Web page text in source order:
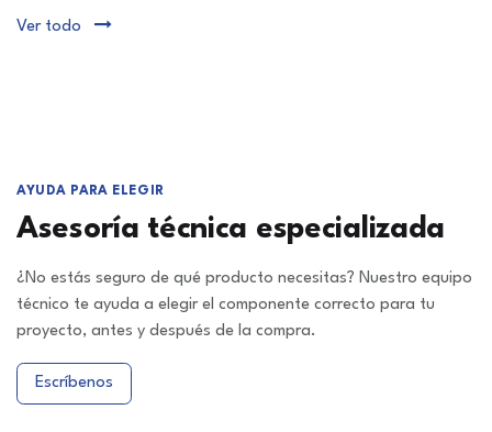
Ver todo
AYUDA PARA ELEGIR
Asesoría técnica especializada
¿No estás seguro de qué producto necesitas? Nuestro equipo
técnico te ayuda a elegir el componente correcto para tu
proyecto, antes y después de la compra.
Escríbenos